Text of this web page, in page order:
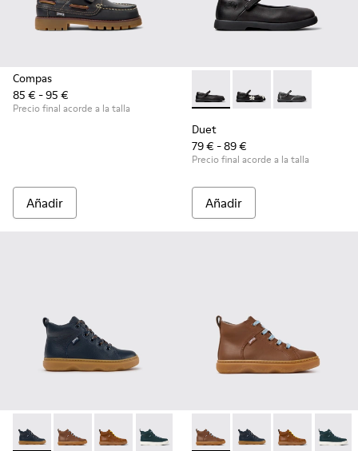
Compas
85 € - 95 €
Precio final acorde a la talla
Añadir
Duet - K800549-003 -
Duet - K800549-006
Duet -
Duet
79 € - 89 €
Precio final acorde a la talla
Añadir
Kiddo - K900189-026 - Botines de piel azules para niños.
Kiddo - K900189-028 - Botines de piel marrones
Kiddo - K900189-025
Kiddo - K900189-021
Kiddo - K900189-020
Kiddo - K900189-018
Kiddo -Kiddo -
Kiddo - K900189-028 -
Kiddo - K900189-
Kiddo -Kiddo